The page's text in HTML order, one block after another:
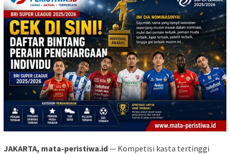
JAKARTA, mata-peristiwa.id— Kompetisi kasta tertinggi